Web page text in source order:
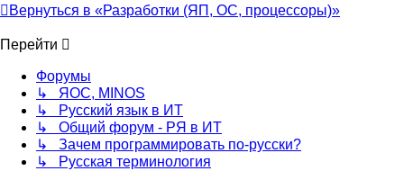
Вернуться в «Разработки (ЯП, ОС, процессоры)»
Перейти
Форумы
↳ ЯОС, MINOS
↳ Русский язык в ИТ
↳ Общий форум - РЯ в ИТ
↳ Зачем программировать по-русски?
↳ Русская терминология